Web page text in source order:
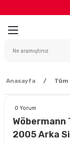
Anasayfa
0 Yorum
Wöbermann
2005 Arka